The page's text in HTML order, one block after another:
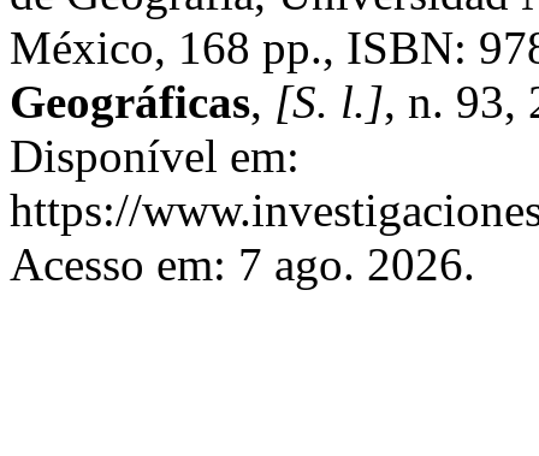
México, 168 pp., ISBN:
Geográficas, [S. l.], n. 93,
Disponível em:
https://
Acesso em: 7 ago. 2026.